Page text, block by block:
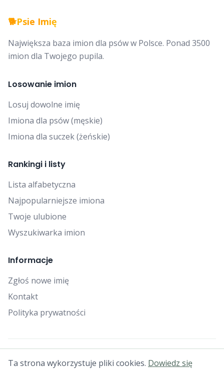
🐕Psie Imię
Największa baza imion dla psów w Polsce. Ponad 3500
imion dla Twojego pupila.
Losowanie imion
Losuj dowolne imię
Imiona dla psów (męskie)
Imiona dla suczek (żeńskie)
Rankingi i listy
Lista alfabetyczna
Najpopularniejsze imiona
Twoje ulubione
Wyszukiwarka imion
Informacje
Zgłoś nowe imię
Kontakt
Polityka prywatności
© 2025 Falcon Bytes. Wszelkie prawa zastrzeżone.
Ta strona wykorzystuje pliki cookies. Dowiedz się